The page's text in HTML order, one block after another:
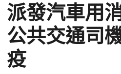
派發汽車用
公共交通司
疫